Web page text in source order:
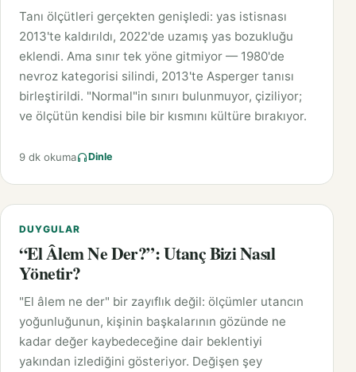
Tanı ölçütleri gerçekten genişledi: yas istisnası
2013'te kaldırıldı, 2022'de uzamış yas bozukluğu
eklendi. Ama sınır tek yöne gitmiyor — 1980'de
nevroz kategorisi silindi, 2013'te Asperger tanısı
birleştirildi. "Normal"in sınırı bulunmuyor, çiziliyor;
ve ölçütün kendisi bile bir kısmını kültüre bırakıyor.
9 dk okuma Dinle
DUYGULAR
“El Âlem Ne Der?”: Utanç Bizi Nasıl
Yönetir?
"El âlem ne der" bir zayıflık değil: ölçümler utancın
yoğunluğunun, kişinin başkalarının gözünde ne
kadar değer kaybedeceğine dair beklentiyi
yakından izlediğini gösteriyor. Değişen şey